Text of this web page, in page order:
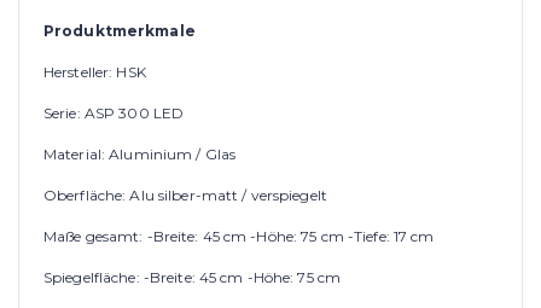
Produktmerkmale
Hersteller: HSK
Serie: ASP 300 LED
Material: Aluminium / Glas
Oberfläche: Alu silber-matt / verspiegelt
Maße gesamt: -Breite: 45 cm -Höhe: 75 cm -Tiefe: 17 cm
Spiegelfläche: -Breite: 45 cm -Höhe: 75 cm